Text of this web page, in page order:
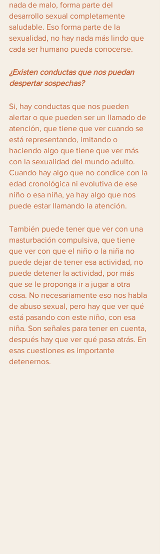
nada de malo, forma parte del
desarrollo sexual completamente
saludable. Eso forma parte de la
sexualidad, no hay nada más lindo que
cada ser humano pueda conocerse.
¿Existen conductas que nos puedan
despertar sospechas?
Si, hay conductas que nos pueden
alertar o que pueden ser un llamado de
atención, que tiene que ver cuando se
está representando, imitando o
haciendo algo que tiene que ver más
con la sexualidad del mundo adulto.
Cuando hay algo que no condice con la
edad cronológica ni evolutiva de ese
niño o esa niña, ya hay algo que nos
puede estar llamando la atención.
También puede tener que ver con una
masturbación compulsiva, que tiene
que ver con que el niño o la niña no
puede dejar de tener esa actividad, no
puede detener la actividad, por más
que se le proponga ir a jugar a otra
cosa. No necesariamente eso nos habla
de abuso sexual, pero hay que ver qué
está pasando con este niño, con esa
niña. Son señales para tener en cuenta,
después hay que ver qué pasa atrás. En
esas cuestiones es importante
detenernos.